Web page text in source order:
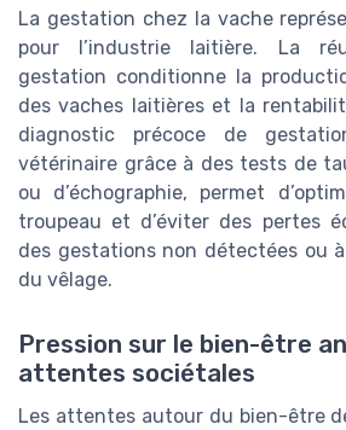
La gestation chez la vache
pour l’industrie laitière. La
gestation conditionne la
des vaches laitières et la
diagnostic précoce de
vétérinaire grâce à des tests de
ou d’échographie, permet
troupeau et d’éviter des pertes
des gestations non détectées ou
du vêlage.
Pression sur le bien-être
attentes sociétales
Les attentes autour du bien-être